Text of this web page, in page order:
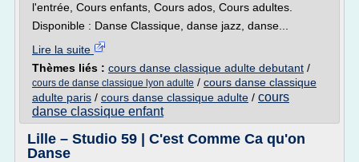
l'entrée, Cours enfants, Cours ados, Cours adultes.
Disponible : Danse Classique, danse jazz, danse...
Lire la suite
Thèmes liés : cours danse classique adulte debutant /
cours de danse classique lyon adulte / cours danse classique
adulte paris / cours danse classique adulte / cours
danse classique enfant
Lille – Studio 59 | C'est Comme Ca qu'on
Danse